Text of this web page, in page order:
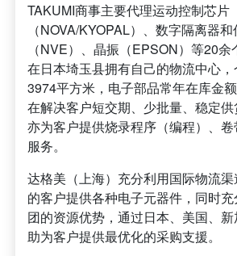
TAKUMI商事主要代理运动控制芯片
（NOVA/KYOPAL）、数字隔离器
（NVE）、晶振（EPSON）等20余
在日本埼玉县拥有自己的物流中心
3974平方米，电子部品常年在库金
在解决客户短交期、少批量、稳定
亦为客户提供烧录程序（编程）、
服务。
达格美（上海）充分利用国际物流
的客户提供各种电子元器件，同时
团的资源优势，通过日本、美国、
助为客户提供最优化的采购支援。